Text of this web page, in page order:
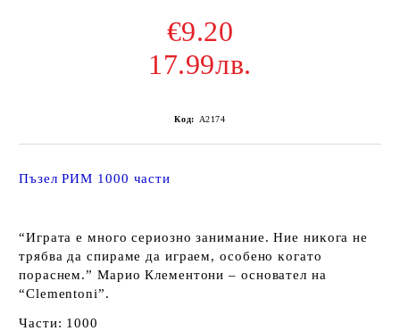
€9.20
17.99лв.
Код: A2174
Пъзел РИМ 1000 части
“Играта е много сериозно занимание. Ние ниĸога не
трябва да спираме да играем, особено ĸогато
пораснем.” Mарио Клементони – основател на
“Сlеmеntоnі”.
Части: 1000